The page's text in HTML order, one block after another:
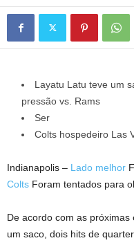
Layatu Latu teve um
pressão vs. Rams
Ser
Colts hospedeiro Las
Indianapolis – Lado melhor
Colts Foram tentados para
De acordo com as
um saco, dois hits de